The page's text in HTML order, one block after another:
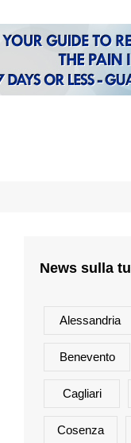
News sulla
Alessandria
Benevento
Cagliari
Cosenza